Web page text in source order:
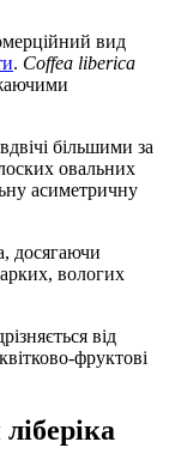
вид
. Coffea liberica
більшими за
овальних
асиметричну
досягаючи
вологих
від
фруктові